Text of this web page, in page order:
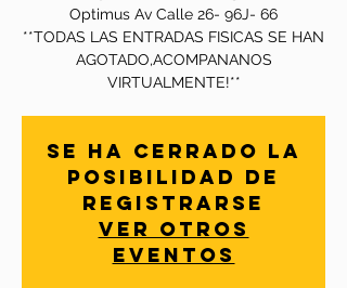
Optimus Av Calle 26- 96J- 66
**TODAS LAS ENTRADAS FISICAS SE HAN
AGOTADO,ACOMPANANOS
VIRTUALMENTE!**
Se ha cerrado la
posibilidad de
registrarse
Ver otros
eventos